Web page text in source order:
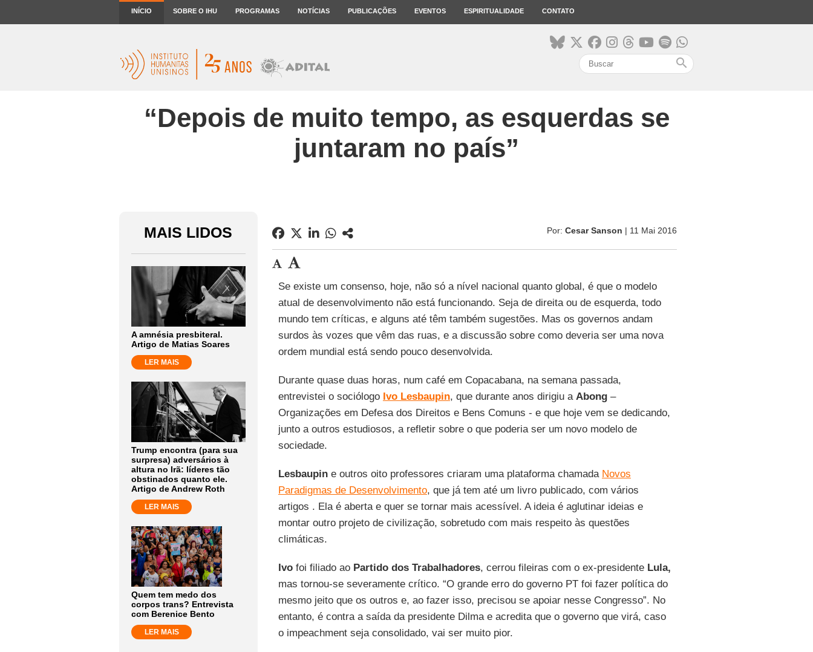
INÍCIO SOBRE O IHU PROGRAMAS NOTÍCIAS PUBLICAÇÕES EVENTOS ESPIRITUALIDADE CONTATO
search
“Depois de muito tempo, as esquerdas se
juntaram no país”
MAIS LIDOS
A amnésia presbiteral.
Artigo de Matias Soares
LER MAIS
Trump encontra (para sua
surpresa) adversários à
altura no Irã: líderes tão
obstinados quanto ele.
Artigo de Andrew Roth
LER MAIS
Quem tem medo dos
corpos trans? Entrevista
com Berenice Bento
LER MAIS
Por: Cesar Sanson | 11 Mai 2016
Se existe um consenso, hoje, não só a nível nacional quanto global, é que o modelo
atual de desenvolvimento não está funcionando. Seja de direita ou de esquerda, todo
mundo tem críticas, e alguns até têm também sugestões. Mas os governos andam
surdos às vozes que vêm das ruas, e a discussão sobre como deveria ser uma nova
ordem mundial está sendo pouco desenvolvida.
Durante quase duas horas, num café em Copacabana, na semana passada,
entrevistei o sociólogo Ivo Lesbaupin, que durante anos dirigiu a Abong–
Organizações em Defesa dos Direitos e Bens Comuns - e que hoje vem se dedicando,
junto a outros estudiosos, a refletir sobre o que poderia ser um novo modelo de
sociedade.
Lesbaupine outros oito professores criaram uma plataforma chamada Novos
Paradigmas de Desenvolvimento, que já tem até um livro publicado, com vários
artigos . Ela é aberta e quer se tornar mais acessível. A ideia é aglutinar ideias e
montar outro projeto de civilização, sobretudo com mais respeito às questões
climáticas.
Ivofoi filiado ao Partido dos Trabalhadores, cerrou fileiras com o ex-presidente Lula,
mas tornou-se severamente crítico. “O grande erro do governo PT foi fazer política do
mesmo jeito que os outros e, ao fazer isso, precisou se apoiar nesse Congresso”. No
entanto, é contra a saída da presidente Dilma e acredita que o governo que virá, caso
o impeachment seja consolidado, vai ser muito pior.